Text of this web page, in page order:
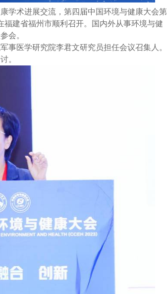
学术进展交流，第四届中国环境与健康大会第
建省福州市顺利召开。国内外从事环境与健
会。
事医学研究院李君文研究员担任会议召集人。
。